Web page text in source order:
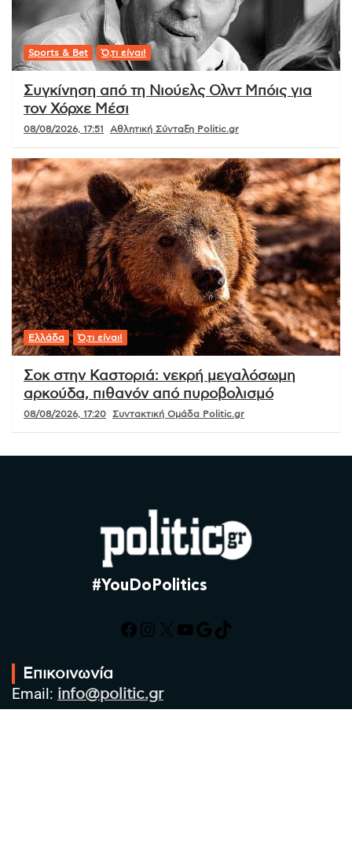
Sports & Bet Ό,τι είναι!
Συγκίνηση από τη Νιούελς Ολντ Μπόις για
τον Χόρχε Μέσι
08/08/2026, 17:51 Αθλητική Σύνταξη Politic.gr
Ελλάδα Ό,τι είναι!
Σοκ στην Καστοριά: νεκρή μεγαλόσωμη
αρκούδα, πιθανόν από πυροβολισμό
08/08/2026, 17:20 Συντακτική Ομάδα Politic.gr
#YouDoPolitics
Facebook
Instagram
X YouTube
Google
TikTok
Επικοινωνία
Email: info@politic.gr
Τηλ: